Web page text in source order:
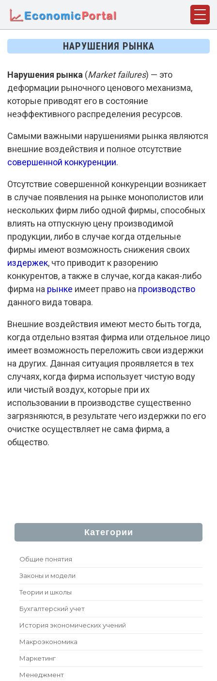
НАРУШЕНИЯ РЫНКА
Нарушения рынка (Market failures) — это
деформации рыночного ценового механизма,
которые приводят его в состояние
неэффективного распределения ресурсов.
Самыми важными нарушениями рынка являются
внешние воздействия и полное отсутствие
совершенной конкуренции.
Отсутствие совершенной конкуренции возникает
в случае появления на рынке монополистов или
нескольких фирм либо одной фирмы, способных
влиять на отпускную цену производимой
продукции, либо в случае когда отдельные
фирмы имеют возможность снижения своих
издержек, что приводит к разорению
конкурентов, а также в случае, когда какая-либо
фирма на рынке имеет право на производство
данного вида товара.
Внешние воздействия имеют место быть тогда,
когда отдельно взятая фирма или отдельное лицо
имеет возможность переложить свои издержки
на других. Данная ситуация проявляется в тех
случаях, когда фирма использует чистую воду
или чистый воздух, которые при их
использовании в производстве существенно
загрязняются, в результате чего издержки по его
очистке осуществляет не сама фирма, а
общество.
ГЛАВНАЯ
ДИСЦИПЛИНЫ
ФАКТЫ
ИСТОРИЯ
БИОГРАФИИ
КОМПАНИИ
СТАТЬИ
СЛОВАРЬ
Категории
Общие понятия
Законы и модели
Теории и школы
Бухгалтерский учет
История экономических учений
Макроэкономика
Маркетинг
Менеджмент